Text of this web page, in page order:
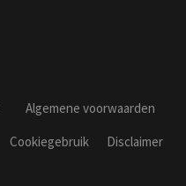
Algemene voorwaarden
Cookiegebruik
Disclaimer